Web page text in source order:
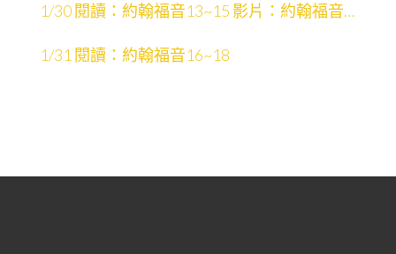
1/30 閱讀：約翰福音13~15 影片：約翰福音
1/31 閱讀：約翰福音16~18